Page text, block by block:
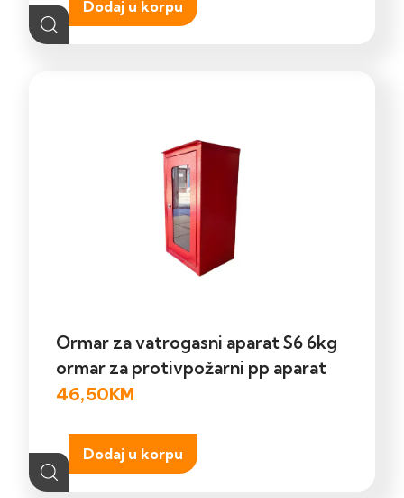
Dodaj u korpu
Ormar za vatrogasni aparat S6 6kg
ormar za protivpožarni pp aparat
46,50KM
Dodaj u korpu